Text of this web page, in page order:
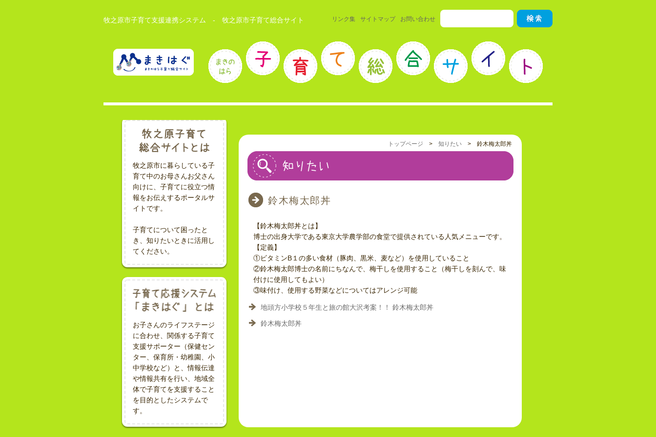
牧之原市子育て支援連携システム - 牧之原市子育て総合サイト リンク集 サイトマップ お問い合わせ
牧之原市に暮らしている子
育て中のお母さんお父さん
向けに、子育てに役立つ情
報をお伝えするポータルサ
イトです。
子育てについて困ったと
き、知りたいときに活用し
てください。
お子さんのライフステージ
に合わせ、関係する子育て
支援サポーター（保健セン
ター、保育所・幼稚園、小
中学校など）と、情報伝達
や情報共有を行い、地域全
体で子育てを支援すること
を目的としたシステムで
す。
トップページ > 知りたい > 鈴木梅太郎丼
鈴木梅太郎丼
【鈴木梅太郎丼とは】
博士の出身大学である東京大学農学部の食堂で提供されている人気メニューです。
【定義】
①ビタミンB１の多い食材（豚肉、黒米、麦など）を使用していること
②鈴木梅太郎博士の名前にちなんで、梅干しを使用すること（梅干しを刻んで、味
付けに使用してもよい）
③味付け、使用する野菜などについてはアレンジ可能
地頭方小学校５年生と旅の館大沢考案！！ 鈴木梅太郎丼
鈴木梅太郎丼